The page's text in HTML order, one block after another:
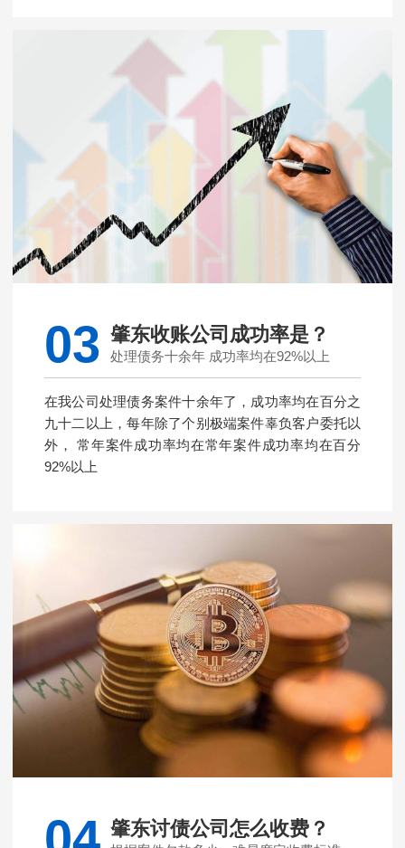
03 肇东收账公司成功率是？
处理债务十余年 成功率均在92%以上
在我公司处理债务案件十余年了，成功率均在百分之
九十二以上，每年除了个别极端案件辜负客户委托以
外， 常年案件成功率均在常年案件成功率均在百分
92%以上
肇东讨债公司怎么收费？